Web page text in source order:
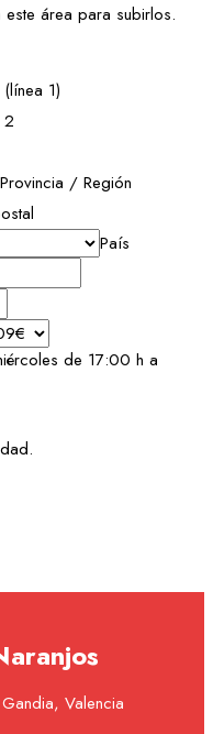
área para subirlos.
1)
2
/ Región
País
de 17:00 h a
Valencia